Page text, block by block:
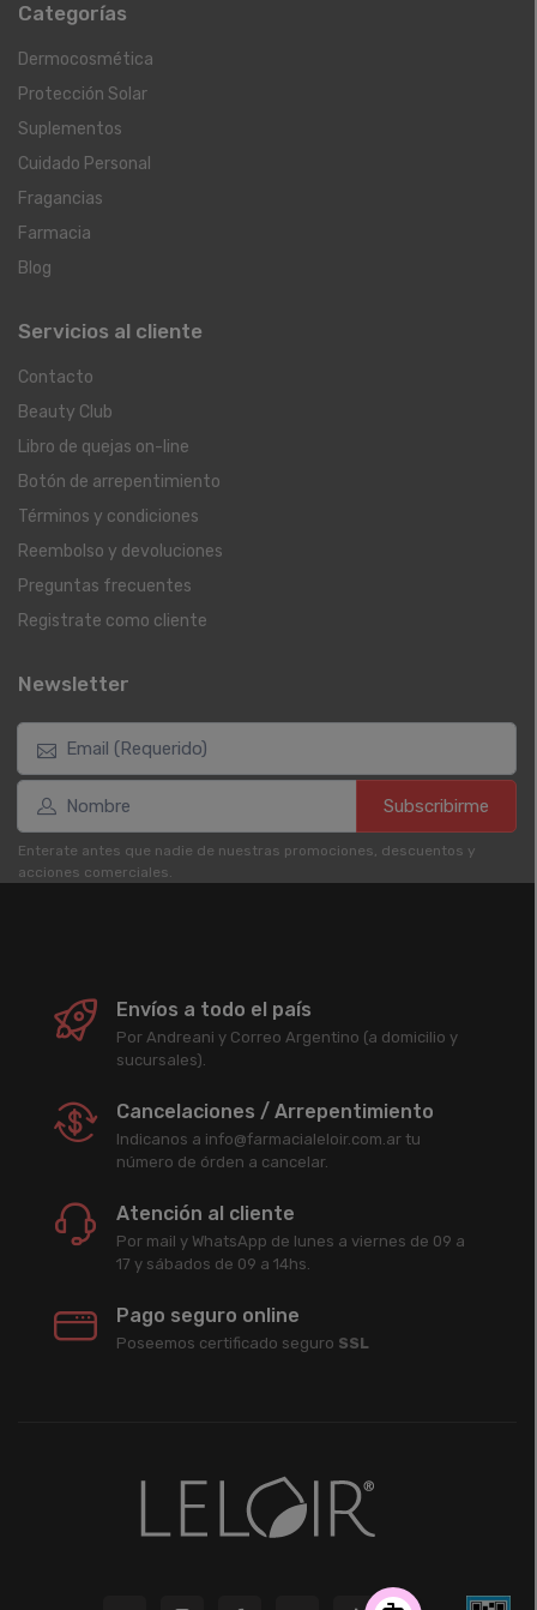
Categorías
Dermocosmética
Protección Solar
Suplementos
Cuidado Personal
Fragancias
Farmacia
Blog
Servicios al cliente
Contacto
Beauty Club
Libro de quejas on-line
Botón de arrepentimiento
Términos y condiciones
Reembolso y devoluciones
Preguntas frecuentes
Registrate como cliente
Newsletter
Subscribirme
Enterate antes que nadie de nuestras promociones, descuentos y
acciones comerciales.
Envíos a todo el país
Por Andreani y Correo Argentino (a domicilio y
sucursales).
Cancelaciones / Arrepentimiento
Indicanos a info@farmacialeloir.com.ar tu
número de órden a cancelar.
Atención al cliente
Por mail y WhatsApp de lunes a viernes de 09 a
17 y sábados de 09 a 14hs.
Pago seguro online
Poseemos certificado seguro SSL